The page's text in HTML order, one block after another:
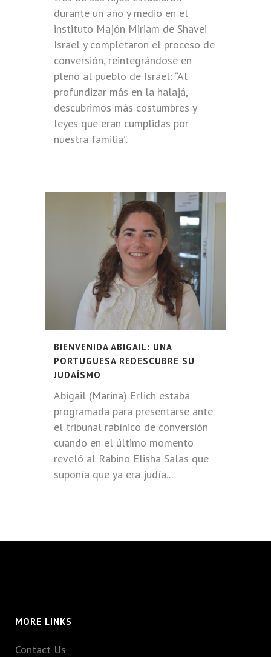
durante un año y medio en el
instituto Majón Miriam de Shavei
Israel y completaron el proceso de
conversión, reintegrándose en
pleno al pueblo de Israel: “Al
profundizar más en la halajá,
descubrimos más costumbres y
leyes que eran cumplidas por
nuestra familia”.
BIENVENIDA ABIGAIL: UNA
PORTUGUESA REDESCUBRE SU
JUDAÍSMO
Abigail (Marina) Erlich estaba
programada para presentarse ante
el tribunal rabínico de conversión
cuando en el último momento
reveló al Rabino Elisha Salas que
suponía que ya era judía...
MORE LINKS
Contact Us